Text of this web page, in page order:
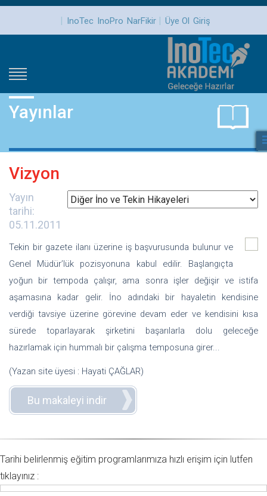
| InoTec InoPro NarFikir | Üye Ol Giriş
Yayınlar
Vizyon
Yayın
tarihi:
05.11.2011
Tekin bir gazete ilanı üzerine iş başvurusunda bulunur ve
Genel Müdür’lük pozisyonuna kabul edilir. Başlangıçta
yoğun bir tempoda çalışır, ama sonra işler değişir ve istifa
aşamasına kadar gelir. İno adındaki bir hayaletin kendisine
verdiği tavsiye üzerine görevine devam eder ve kendisini kısa
sürede toparlayarak şirketini başarılarla dolu geleceğe
hazırlamak için hummalı bir çalışma temposuna girer...
(Yazan site üyesi : Hayati ÇAĞLAR)
Tarihi belirlenmiş eğitim programlarımıza hızlı erişim için lutfen
tıklayınız :